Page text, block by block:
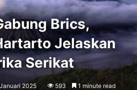
Brics,
Jelaskan
Serikat
2025 593 1 minute read